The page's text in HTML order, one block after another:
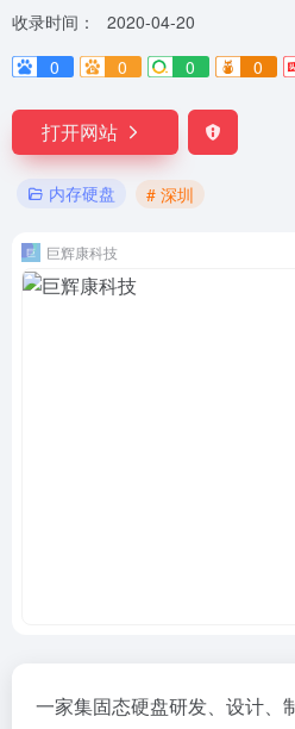
收录时间：
2020-04-20
0
0 0 0
打开网站
内存硬盘 # 深圳
巨辉康科技
一家集固态硬盘研发、设计、